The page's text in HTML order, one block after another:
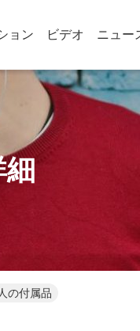
ョン ビデオ ニュー
細
の付属品